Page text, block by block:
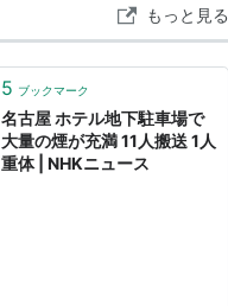
もっと見る
5 ブックマーク
名古屋 ホテル地下駐車場で
大量の煙が充満 11人搬送 1人
重体 | NHKニュース